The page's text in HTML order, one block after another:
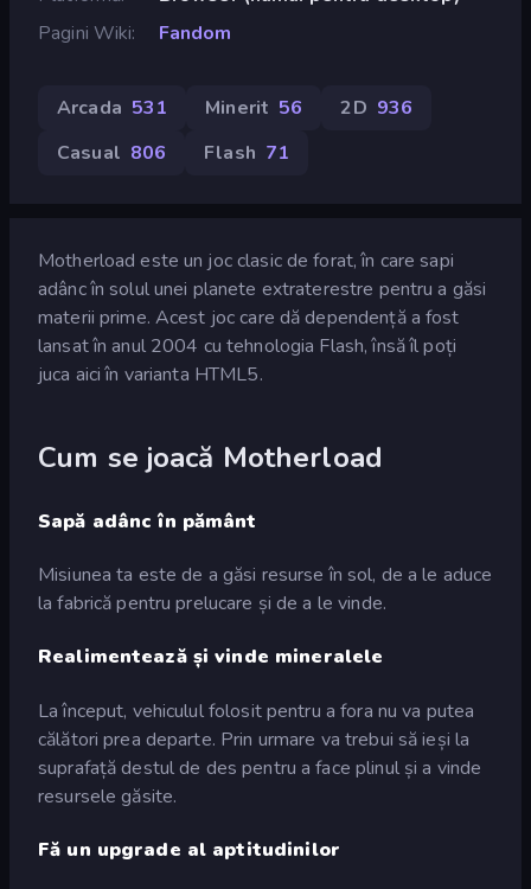
Pagini Wiki
Fandom
Arcada 531 Minerit 56 2D 936
Casual 806 Flash 71
Motherload este un joc clasic de forat, în care sapi
adânc în solul unei planete extraterestre pentru a găsi
materii prime. Acest joc care dă dependență a fost
lansat în anul 2004 cu tehnologia Flash, însă îl poți
juca aici în varianta HTML5.
Cum se joacă Motherload
Sapă adânc în pământ
Misiunea ta este de a găsi resurse în sol, de a le aduce
la fabrică pentru prelucare și de a le vinde.
Realimentează și vinde mineralele
La început, vehiculul folosit pentru a fora nu va putea
călători prea departe. Prin urmare va trebui să ieși la
suprafață destul de des pentru a face plinul și a vinde
resursele găsite.
Fă un upgrade al aptitudinilor